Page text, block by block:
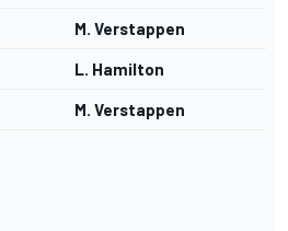
M. Verstappen
L. Hamilton
M. Verstappen